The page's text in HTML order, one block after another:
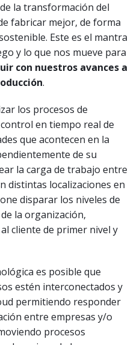
la transformación del
fabricar mejor, de forma
Este es el mantra
y lo que nos mueve para
con nuestros avances a
.
los procesos de
en tiempo real de
que acontecen en la
de su
la carga de trabajo entre
distintas localizaciones en
disparar los niveles de
la organización,
cliente de primer nivel y
es posible que
estén interconectados y
permitiendo responder
entre empresas y/o
procesos